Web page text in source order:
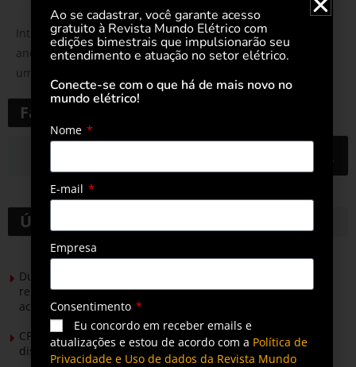
14 de janeiro de 2021
Integrando o Índice de Sustentabilidade Empresarial há 15
anos, Companhia vem se destacando na preparação para
uma economia de baixo carbono
Faça uma pesquisa
Últimas notícias
Durante esforço concentrado do Congresso, setor de
renováveis apresenta no Senado Federal pautas para
acelerar transição energética
CPFL Energia e TIM se unem para criar a rede de
distribuição do futuro com tecnologia privativa
Ao se cadastrar, você garante acesso
gratuito à Revista Mundo Elétrico com
edições bimestrais que impulsionarão seu
entendimento e atuação no setor elétrico.
Conecte-se com o que há de mais novo no
mundo elétrico!
Nome
E-mail
Empresa
Consentimento
Eu concordo em receber emails e
atualizações e estou de acordo com a Política de
Privacidade e Uso de dados da Revista Mundo